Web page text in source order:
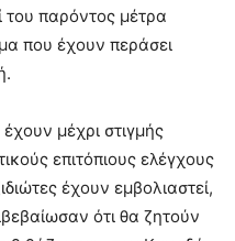
του παρόντος μέτρα
που έχουν περάσει
μέχρι στιγμής
επιτόπιους ελέγχους
έχουν εμβολιαστεί,
ότι θα ζητούν